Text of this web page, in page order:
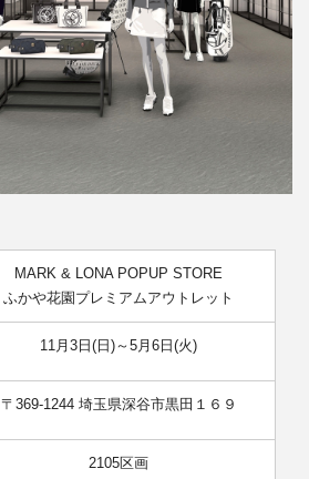
MARK & LONA POPUP STORE
ふかや花園プレミアムアウトレット
11月3日(日)～5月6日(火)
〒369-1244 埼玉県深谷市黒田１６９
2105区画